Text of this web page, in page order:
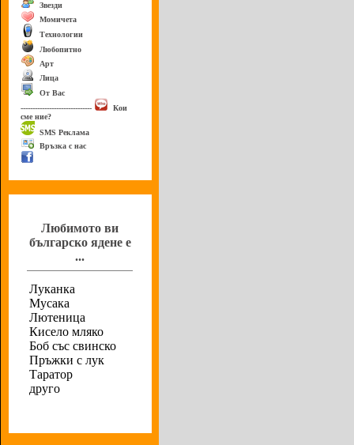
Звезди
Момичета
Технологии
Любопитно
Арт
Лица
От Вас
------------------------------
Кои
сме ние?
SMS Реклама
Връзка с нас
Любимото ви
българско ядене е
...
Луканка
Мусака
Лютеница
Кисело мляко
Боб със свинско
Пръжки с лук
Таратор
друго